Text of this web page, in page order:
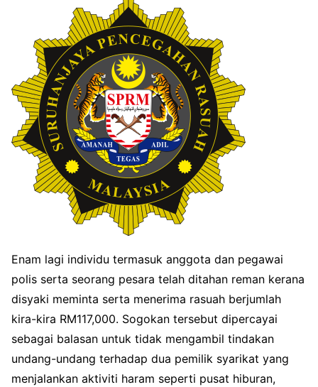
Enam lagi individu termasuk anggota dan pegawai
polis serta seorang pesara telah ditahan reman kerana
disyaki meminta serta menerima rasuah berjumlah
kira-kira RM117,000. Sogokan tersebut dipercayai
sebagai balasan untuk tidak mengambil tindakan
undang-undang terhadap dua pemilik syarikat yang
menjalankan aktiviti haram seperti pusat hiburan,